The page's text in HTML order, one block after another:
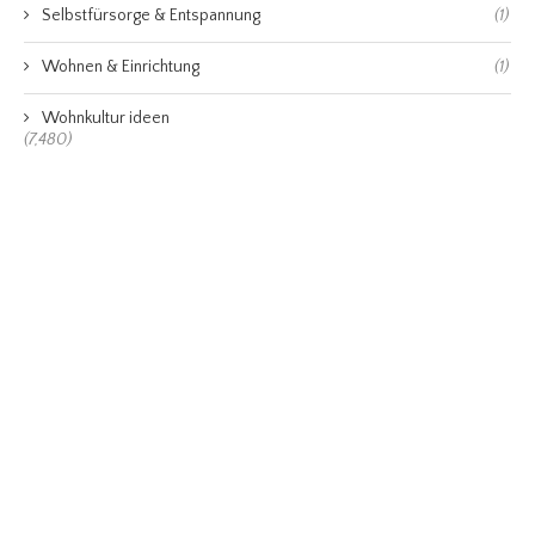
Selbstfürsorge & Entspannung (1)
Wohnen & Einrichtung (1)
Wohnkultur ideen
(7,480)